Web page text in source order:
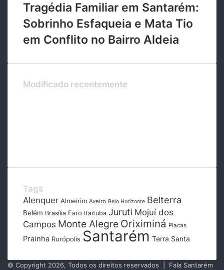
Tragédia Familiar em Santarém:
Sobrinho Esfaqueia e Mata Tio
em Conflito no Bairro Aldeia
Modificado recentemente
Tags
Alenquer Almeirim Aveiro Belo Horizonte Belterra
Belém Brasília Faro Itaituba Juruti Mojuí dos
Campos Monte Alegre Oriximiná Placas
Prainha Rurópolis Santarém Terra Santa
© Copyright 2026, Todos os direitos reservados | Fala Santarém